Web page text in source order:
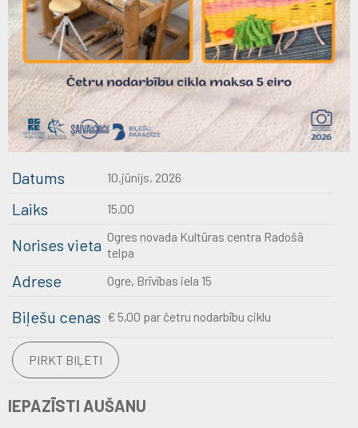
Datums 10.jūnijs, 2026
Laiks 15.00
Norises vieta Ogres novada Kultūras centra Radošā
telpa
Adrese Ogre, Brīvības iela 15
Biļešu cenas € 5,00 par četru nodarbību ciklu
PIRKT BIĻETI
IEPAZĪSTI AUŠANU